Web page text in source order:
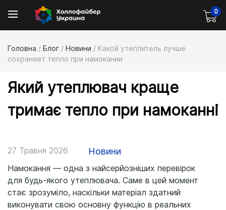
0
Головна / Блог / Новини / Какой утеплитель лучше
сохраняет тепло при намокании
Який утеплювач краще
тримає тепло при намоканні
27 Травня 2026 Новини
Намокання — одна з найсерйозніших перевірок
для будь-якого утеплювача. Саме в цей момент
стає зрозуміло, наскільки матеріал здатний
виконувати свою основну функцію в реальних